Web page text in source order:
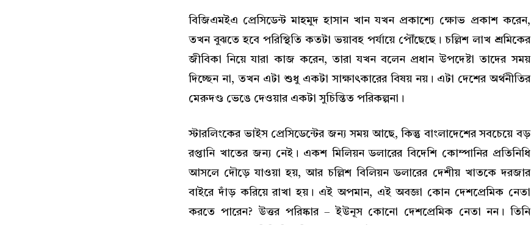
বিজিএমইএ প্রেসিডেন্ট মাহমুদ হাসান খান যখন প্রকাশ্যে ক্ষোভ প্রকাশ করেন,
তখন বুঝতে হবে পরিস্থিতি কতটা ভয়াবহ পর্যায়ে পৌঁছেছে। চল্লিশ লাখ শ্রমিকের
জীবিকা নিয়ে যারা কাজ করেন, তারা যখন বলেন প্রধান উপদেষ্টা তাদের সময়
দিচ্ছেন না, তখন এটা শুধু একটা সাক্ষাৎকারের বিষয় নয়। এটা দেশের অর্থনীতির
মেরুদণ্ড ভেঙে দেওয়ার একটা সুচিন্তিত পরিকল্পনা।
স্টারলিংকের ভাইস প্রেসিডেন্টের জন্য সময় আছে, কিন্তু বাংলাদেশের সবচেয়ে বড়
রপ্তানি খাতের জন্য নেই। একশ মিলিয়ন ডলারের বিদেশি কোম্পানির প্রতিনিধি
আসলে দৌড়ে যাওয়া হয়, আর চল্লিশ বিলিয়ন ডলারের দেশীয় খাতকে দরজার
বাইরে দাঁড় করিয়ে রাখা হয়। এই অপমান, এই অবজ্ঞা কোন দেশপ্রেমিক নেতা
করতে পারেন? উত্তর পরিষ্কার – ইউনূস কোনো দেশপ্রেমিক নেতা নন। তিনি